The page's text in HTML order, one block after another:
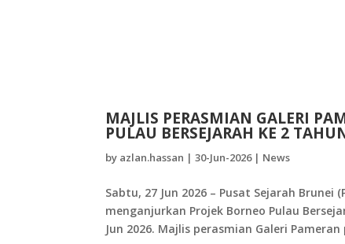
MAJLIS PERASMIAN GALERI
PULAU BERSEJARAH KE 2
by azlan.hassan |30-Jun-2026| News
Sabtu, 27 Jun 2026 – Pusat Sejarah Brunei
menganjurkan Projek Borneo Pulau
Jun 2026. Majlis perasmian Galeri Pameran